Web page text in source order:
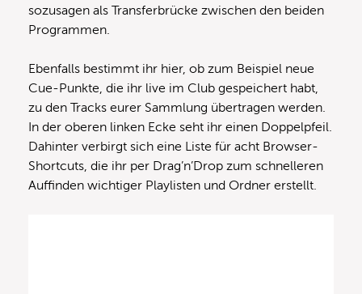
sozusagen als Transferbrücke zwischen den beiden
Programmen.
Ebenfalls bestimmt ihr hier, ob zum Beispiel neue
Cue-Punkte, die ihr live im Club gespeichert habt,
zu den Tracks eurer Sammlung übertragen werden.
In der oberen linken Ecke seht ihr einen Doppelpfeil.
Dahinter verbirgt sich eine Liste für acht Browser-
Shortcuts, die ihr per Drag’n’Drop zum schnelleren
Auffinden wichtiger Playlisten und Ordner erstellt.